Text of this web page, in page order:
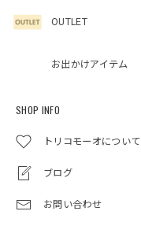
OUTLET
お出かけアイテム
SHOP INFO
トリコモーオについて
ブログ
お問い合わせ